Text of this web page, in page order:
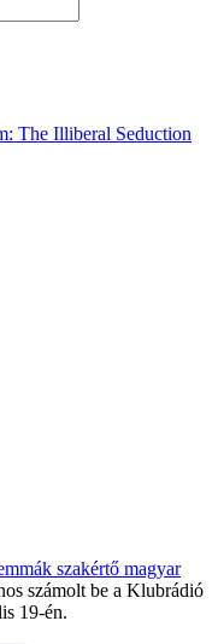
The Illiberal Seduction
szakértő magyar
számolt be a Klubrádió
19-én.